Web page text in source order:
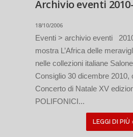
Archivio eventi
18/10/2006
Eventi > archivio eventi
mostra L’Africa delle
nelle collezioni italiane
Consiglio 30 dicembre 2010,
Concerto di Natale XV
POLIFONICI...
LEGGI DI PIÙ